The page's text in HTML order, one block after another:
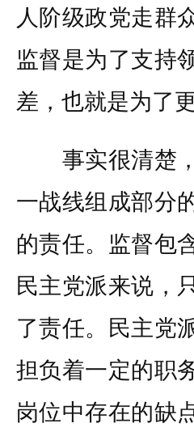
人阶级政党走群
监督是为了支持
差，也就是为了
事实很清楚，
一战线组成部分
的责任。监督包
民主党派来说，
了责任。民主党
担负着一定的职
岗位中存在的缺